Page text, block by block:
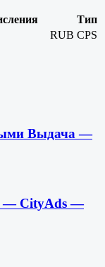
Тип
RUB CPS
Выдача —
— CityAds —